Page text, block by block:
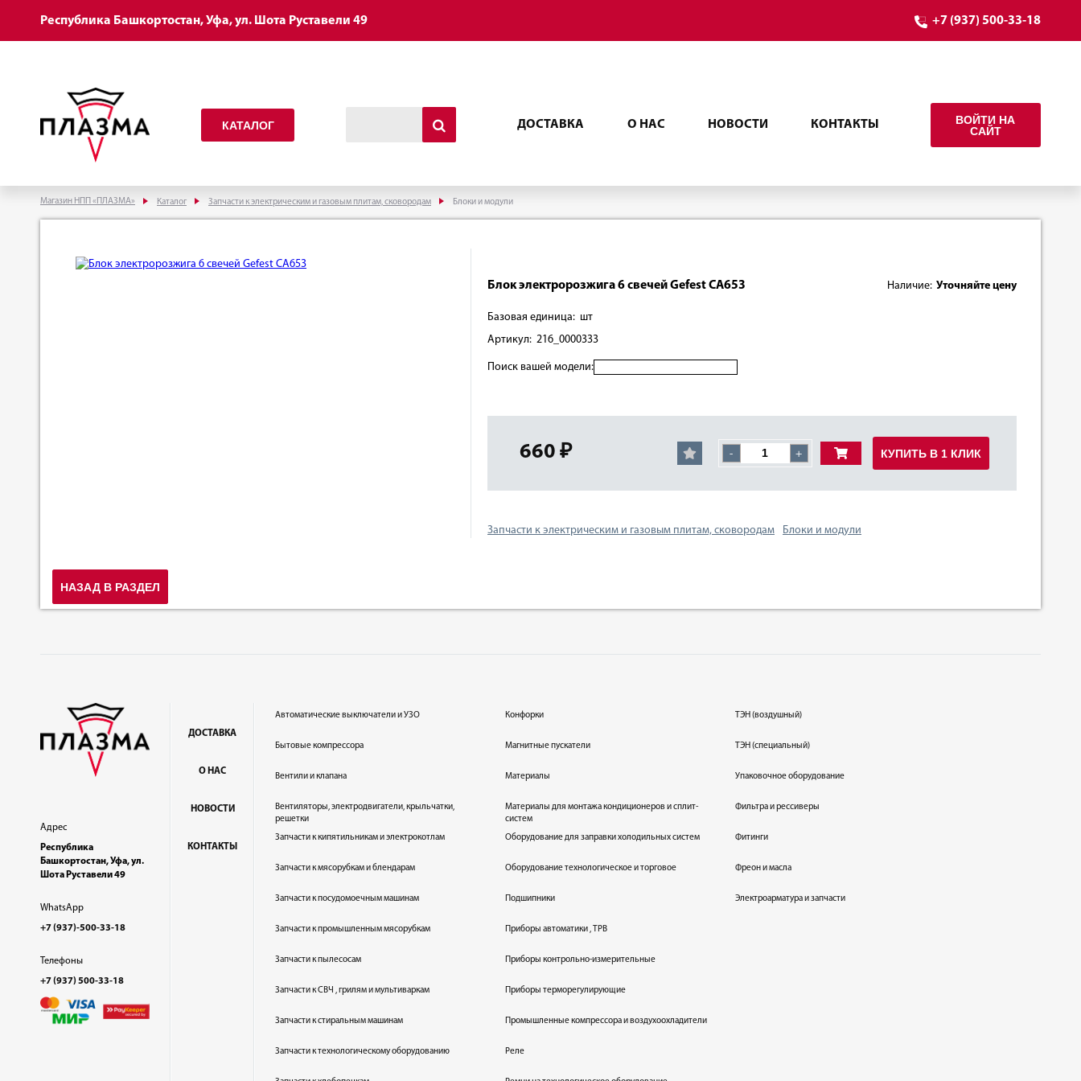
Республика Башкортостан, Уфа, ул. Шота Руставели 49 +7 (937) 500-33-18
КАТАЛОГ ДОСТАВКА О НАС НОВОСТИ КОНТАКТЫ
ВОЙТИ НА
САЙТ
Магазин НПП «ПЛАЗМА» Каталог Запчасти к электрическим и газовым плитам, сковородам Блоки и модули
Блок электророзжига 6 свечей Gefest CA653 Наличие: Уточняйте цену
Базовая единица: шт
Артикул: 216_0000333
Поиск вашей модели:
660 ₽ - + КУПИТЬ В 1 КЛИК
Запчасти к электрическим и газовым плитам, сковородам Блоки и модули
НАЗАД В РАЗДЕЛ
Адрес
Республика
Башкортостан, Уфа, ул.
Шота Руставели 49
WhatsApp
+7 (937)-500-33-18
Телефоны
+7 (937) 500-33-18
ДОСТАВКА
О НАС
НОВОСТИ
КОНТАКТЫ
Автоматические выключатели и УЗО
Бытовые компрессора
Вентили и клапана
Вентиляторы, электродвигатели, крыльчатки,
решетки
Запчасти к кипятильникам и электрокотлам
Запчасти к мясорубкам и блендарам
Запчасти к посудомоечным машинам
Запчасти к промышленным мясорубкам
Запчасти к пылесосам
Запчасти к СВЧ , грилям и мультиваркам
Запчасти к стиральным машинам
Запчасти к технологическому оборудованию
Конфорки
Магнитные пускатели
Материалы
Материалы для монтажа кондиционеров и сплит-
систем
Оборудование для заправки холодильных систем
Оборудование технологическое и торговое
Подшипники
Приборы автоматики , ТРВ
Приборы контрольно-измерительные
Приборы терморегулирующие
Промышленные компрессора и воздухоохладители
Реле
ТЭН (воздушный)
ТЭН (специальный)
Упаковочное оборудование
Фильтра и рессиверы
Фитинги
Фреон и масла
Электроарматура и запчасти